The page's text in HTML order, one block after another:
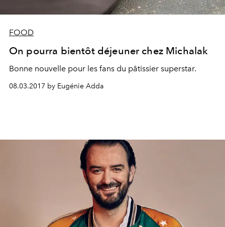
FOOD
On pourra bientôt déjeuner chez Michalak
Bonne nouvelle pour les fans du pâtissier superstar.
08.03.2017 by Eugénie Adda